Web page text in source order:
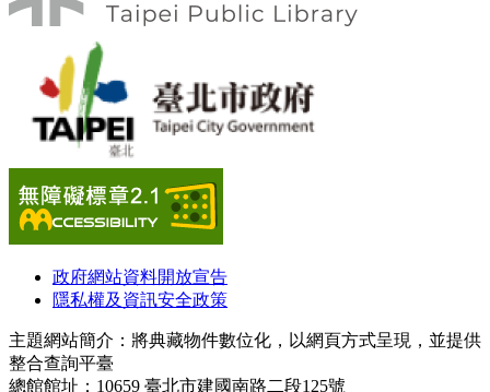
政府網站資料開放宣告
隱私權及資訊安全政策
主題網站簡介：將典藏物件數位化，以網頁方式呈現，並提供
整合查詢平臺
總館館址：10659 臺北市建國南路二段125號